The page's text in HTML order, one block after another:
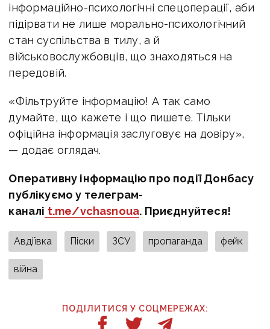
інформаційно-психологічні спецоперації, аби
підірвати не лише морально-психологічний
стан суспільства в тилу, а й
військовослужбовців, що знаходяться на
передовій.
«Фільтруйте інформацію! А так само
думайте, що кажете і що пишете. Тільки
офіційна інформація заслуговує на довіру»,
— додає оглядач.
Оперативну інформацію про події Донбасу
публікуємо у телеграм-
каналі t.me/vchasnoua. Приєднуйтеся!
Авдіївка Піски ЗСУ пропаганда фейк
війна
ПОДІЛИТИСЯ У СОЦМЕРЕЖАХ: